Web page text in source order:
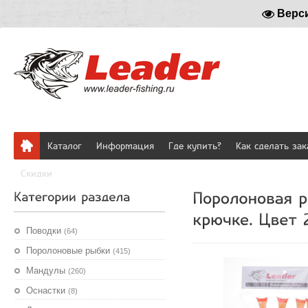
Каталог Информация Где купить? Как сделать
Скидки
Поводки (64)
Поролоновые рыбки (415)
Мандулы (260)
Оснастки (8)